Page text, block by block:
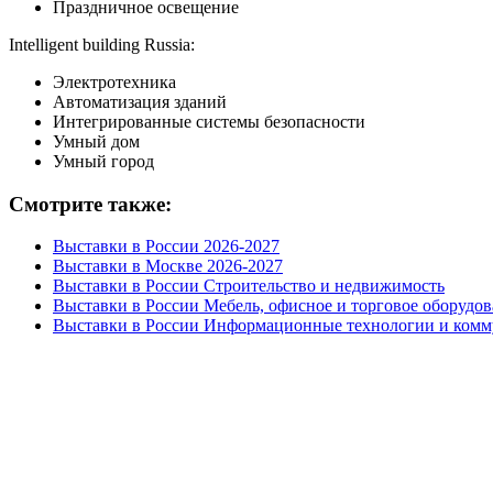
Праздничное освещение
Intelligent building Russia:
Электротехника
Автоматизация зданий
Интегрированные системы безопасности
Умный дом
Умный город
Смотрите также:
Выставки в России 2026-2027
Выставки в Москве 2026-2027
Выставки в России Строительство и недвижимость
Выставки в России Мебель, офисное и торговое
Выставки в России Информационные технологии и